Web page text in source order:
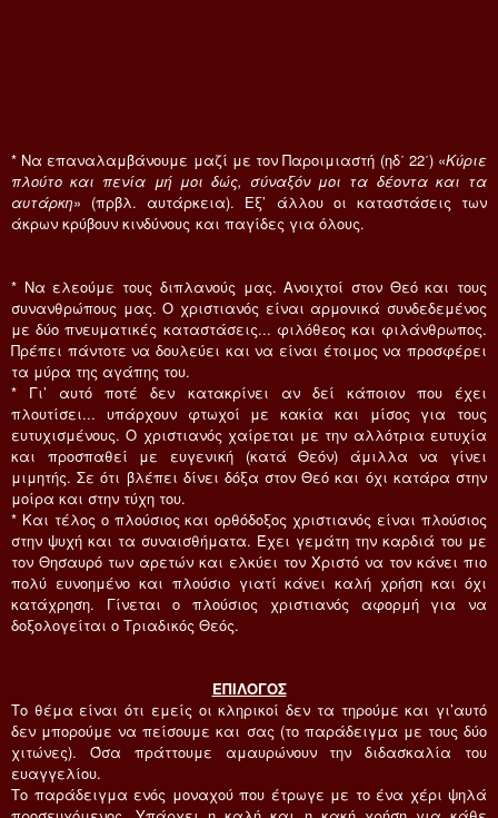
* Να επαναλαμβάνουμε μαζί με τον Παροιμιαστή (ηδ΄ 22΄) «Κύριε
πλούτο και πενία μή μοι δώς, σύναξόν μοι τα δέοντα και τα
αυτάρκη» (πρβλ. αυτάρκεια). Εξ’ άλλου οι καταστάσεις των
άκρων κρύβουν κινδύνους και παγίδες για όλους.
* Να ελεούμε τους διπλανούς μας. Ανοιχτοί στον Θεό και τους
συνανθρώπους μας. Ο χριστιανός είναι αρμονικά συνδεδεμένος
με δύο πνευματικές καταστάσεις... φιλόθεος και φιλάνθρωπος.
Πρέπει πάντοτε να δουλεύει και να είναι έτοιμος να προσφέρει
τα μύρα της αγάπης του.
* Γι’ αυτό ποτέ δεν κατακρίνει αν δεί κάποιον που έχει
πλουτίσει... υπάρχουν φτωχοί με κακία και μίσος για τους
ευτυχισμένους. Ο χριστιανός χαίρεται με την αλλότρια ευτυχία
και προσπαθεί με ευγενική (κατά Θεόν) άμιλλα να γίνει
μιμητής. Σε ότι βλέπει δίνει δόξα στον Θεό και όχι κατάρα στην
μοίρα και στην τύχη του.
* Και τέλος ο πλούσιος και ορθόδοξος χριστιανός είναι πλούσιος
στην ψυχή και τα συναισθήματα. Έχει γεμάτη την καρδιά του με
τον Θησαυρό των αρετών και ελκύει τον Χριστό να τον κάνει πιο
πολύ ευνοημένο και πλούσιο γιατί κάνει καλή χρήση και όχι
κατάχρηση. Γίνεται ο πλούσιος χριστιανός αφορμή για να
δοξολογείται ο Τριαδικός Θεός.
ΕΠΙΛΟΓΟΣ
Το θέμα είναι ότι εμείς οι κληρικοί δεν τα τηρούμε και γι’αυτό
δεν μπορούμε να πείσουμε και σας (το παράδειγμα με τους δύο
χιτώνες). Όσα πράττουμε αμαυρώνουν την διδασκαλία του
ευαγγελίου.
Το παράδειγμα ενός μοναχού που έτρωγε με το ένα χέρι ψηλά